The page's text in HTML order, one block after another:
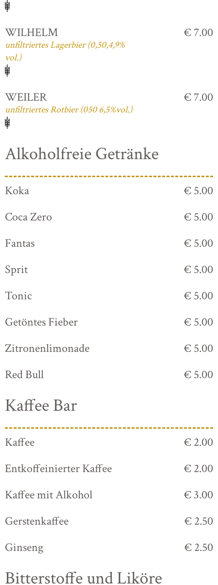
WILHELM
unfiltriertes Lagerbier (0,50,4,9%
vol.)
€ 7.00
WEILER
unfiltriertes Rotbier (050 6,5%vol.)
€ 7.00
Alkoholfreie Getränke
Koka
€ 5.00
Coca Zero
€ 5.00
Fantas
€ 5.00
Sprit
€ 5.00
Tonic
€ 5.00
Getöntes Fieber
€ 5.00
Zitronenlimonade
€ 5.00
Red Bull
€ 5.00
Kaffee Bar
Kaffee
€ 2.00
Entkoffeinierter Kaffee
€ 2.00
Kaffee mit Alkohol
€ 3.00
Gerstenkaffee
€ 2.50
Ginseng
€ 2.50
Bitterstoffe und Liköre